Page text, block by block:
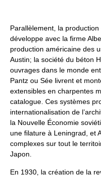
Parallèlement, la
développe avec la firme
production américaine des
Austin; la société du béton
ouvrages dans le monde
Pantz ou Sée livrent et
extensibles en charpentes
catalogue. Ces systèmes
internationalisation de
la Nouvelle Économie
une filature à Leningrad, et
complexes sur tout le
Japon.
En 1930, la création de la